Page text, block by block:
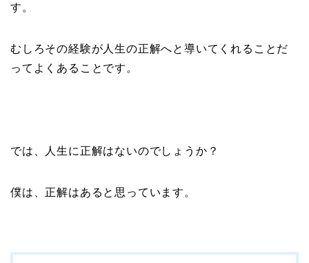
す。
むしろその経験が人生の正解へと導いてくれることだ
ってよくあることです。
では、人生に正解はないのでしょうか？
僕は、正解はあると思っています。